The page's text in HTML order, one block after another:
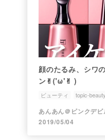
顔のたるみ、シワ
ン✌︎('ω'✌︎ )
ビューティ topic-beauty
2019/05/04